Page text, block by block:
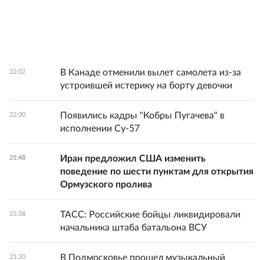
22:02
В Канаде отменили вылет самолета из-за
устроившей истерику на борту девочки
22:00
Появились кадры "Кобры Пугачева" в
исполнении Су-57
21:48
Иран предложил США изменить
поведение по шести пунктам для открытия
Ормузского пролива
21:38
ТАСС: Российские бойцы ликвидировали
начальника штаба батальона ВСУ
21:20
В Подмосковье прошел музыкальный